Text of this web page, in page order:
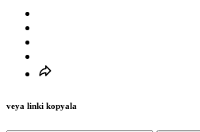
veya linki kopyala